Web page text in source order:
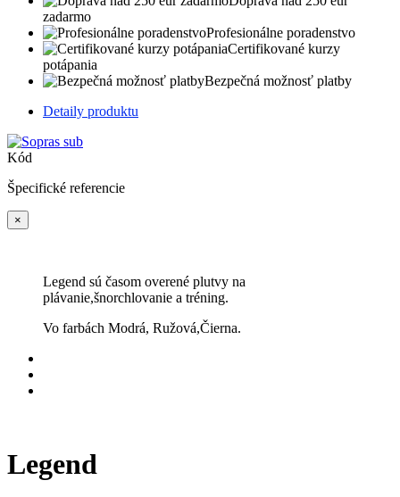
zadarmo
Profesionálne poradenstvo
Certifikované kurzy
potápania
Bezpečná možnosť platby
Detaily produktu
Kód
Špecifické referencie
×
Legend sú časom overené plutvy na
plávanie,šnorchlovanie a tréning.
Vo farbách Modrá, Ružová,Čierna.
Legend